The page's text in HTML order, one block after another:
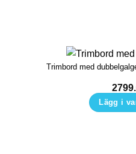
Trimbord med
Lägg i